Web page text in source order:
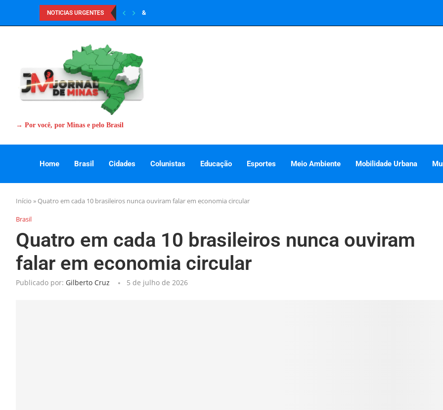
NOTICIAS URGENTES &
→ Por você, por Minas e pelo Brasil
Home Brasil Cidades Colunistas Educação Esportes Meio Ambiente Mobilidade Urbana
Início » Quatro em cada 10 brasileiros nunca ouviram falar em economia circular
Brasil
Quatro em cada 10 brasileiros nunca ouviram
falar em economia circular
Publicado por: Gilberto Cruz 5 de julho de 2026